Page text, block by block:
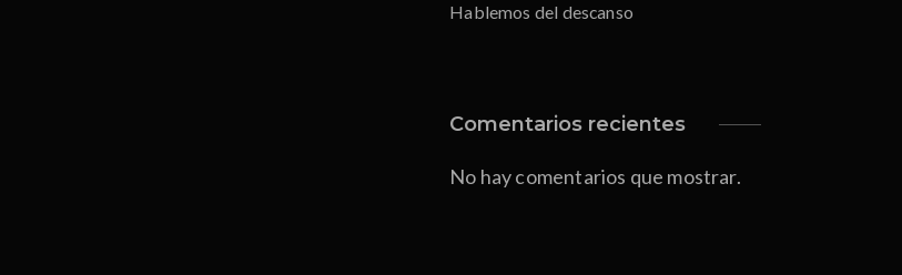
Hablemos del descanso
Comentarios recientes
No hay comentarios que mostrar.